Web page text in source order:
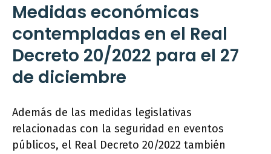
Medidas económicas
contempladas en el Real
Decreto 20/2022 para el 27
de diciembre
Además de las medidas legislativas
relacionadas con la seguridad en eventos
públicos, el Real Decreto 20/2022 también